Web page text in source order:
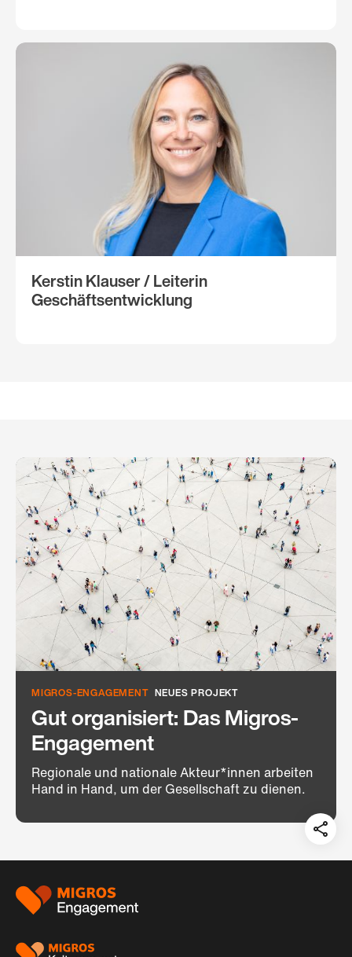
Kerstin Klauser / Leiterin
Geschäftsentwicklung
MIGROS-ENGAGEMENT NEUES PROJEKT
Gut organisiert: Das Migros-
Engagement
Regionale und nationale Akteur*innen arbeiten
Hand in Hand, um der Gesellschaft zu dienen.
auf:
Footer